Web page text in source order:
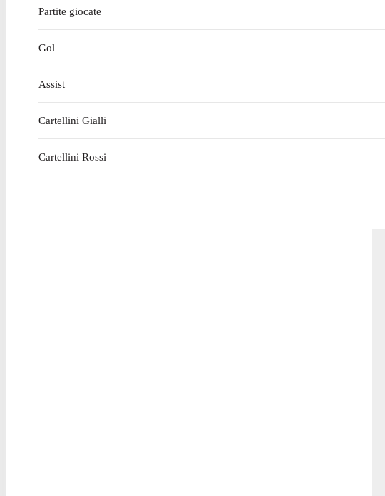
Partite giocate
Gol
Assist
Cartellini Gialli
Cartellini Rossi